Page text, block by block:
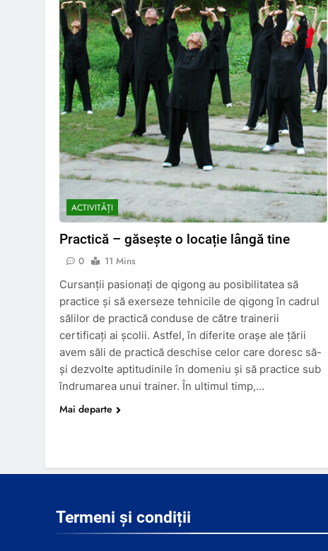
ACTIVITĂȚI
Practică – găsește o locație lângă tine
0
11 Mins
Cursanții pasionați de qigong au posibilitatea să
practice și să exerseze tehnicile de qigong în cadrul
sălilor de practică conduse de către trainerii
certificați ai școlii. Astfel, în diferite orașe ale țării
avem săli de practică deschise celor care doresc să-
și dezvolte aptitudinile în domeniu și să practice sub
îndrumarea unui trainer. În ultimul timp,…
Mai departe
Termeni și condiții